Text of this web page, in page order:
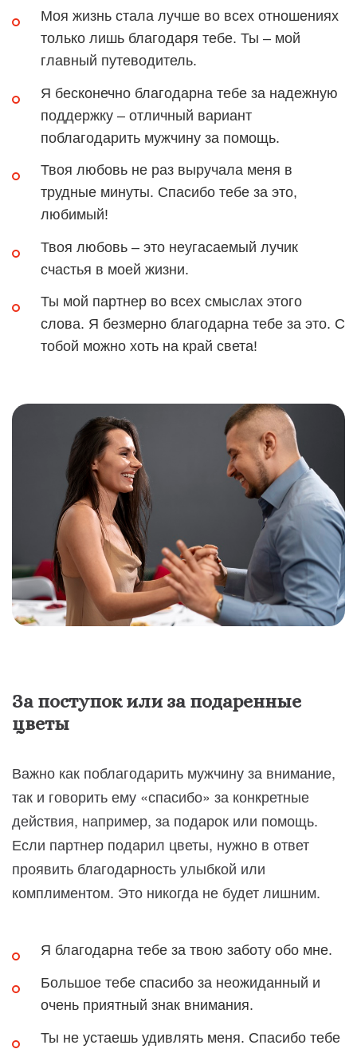
Моя жизнь стала лучше во всех отношениях
только лишь благодаря тебе. Ты – мой
главный путеводитель.
Я бесконечно благодарна тебе за надежную
поддержку – отличный вариант
поблагодарить мужчину за помощь.
Твоя любовь не раз выручала меня в
трудные минуты. Спасибо тебе за это,
любимый!
Твоя любовь – это неугасаемый лучик
счастья в моей жизни.
Ты мой партнер во всех смыслах этого
слова. Я безмерно благодарна тебе за это. С
тобой можно хоть на край света!
За поступок или за подаренные
цветы
Важно как поблагодарить мужчину за внимание,
так и говорить ему «спасибо» за конкретные
действия, например, за подарок или помощь.
Если партнер подарил цветы, нужно в ответ
проявить благодарность улыбкой или
комплиментом. Это никогда не будет лишним.
Я благодарна тебе за твою заботу обо мне.
Большое тебе спасибо за неожиданный и
очень приятный знак внимания.
Ты не устаешь удивлять меня. Спасибо тебе